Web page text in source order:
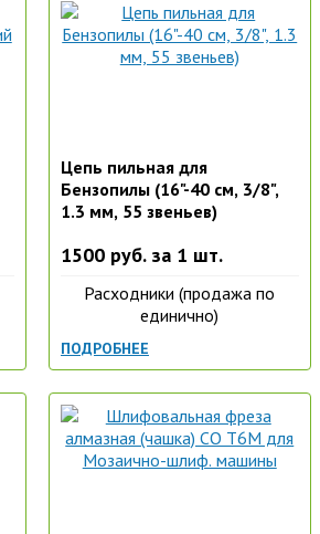
Цепь пильная для
Бензопилы (16"-40 см, 3/8",
1.3 мм, 55 звеньев)
1500 руб. за 1 шт.
Расходники (продажа по
единично)
ПОДРОБНЕЕ